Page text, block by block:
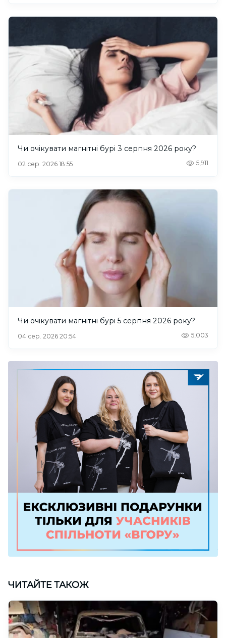
Чи очікувати магнітні бурі 3 серпня 2026 року?
02 сер. 2026 18:55 5,911
Чи очікувати магнітні бурі 5 серпня 2026 року?
04 сер. 2026 20:54 5,003
ЧИТАЙТЕ ТАКОЖ